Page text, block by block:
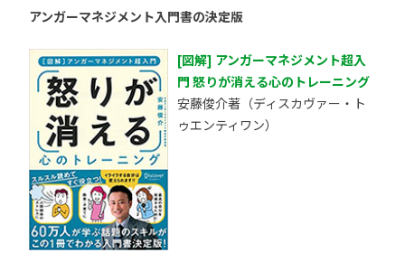
アンガーマネジメント入門書の決定版
[図解] アンガーマネジメント超入
門 怒りが消える心のトレーニング
安藤俊介著（ディスカヴァー・ト
ゥエンティワン）